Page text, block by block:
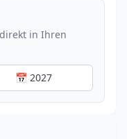
in Ihren
📅 2027